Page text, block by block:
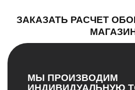
ЗАКАЗАТЬ РАСЧЕТ
МЫ ПРОИЗВОДИМ
ИНДИВИДУАЛЬНУЮ